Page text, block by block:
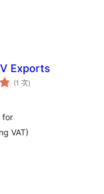
Exports
(1 次評
分)
for
VAT)